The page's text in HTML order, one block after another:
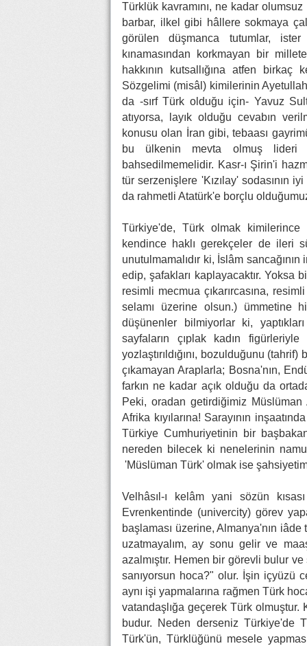
Türklük kavramını, ne kadar
barbar, ilkel gibi hâllere sokmaya
görülen düşmanca tutumlar, ister
kınamasından korkmayan bir
hakkının kutsallığına atfen
Sözgelimi (misâl) kimilerinin
da -sırf Türk olduğu için- Yavuz
atıyorsa, layık olduğu cevabın
konusu olan İran gibi, tebaası
bu ülkenin mevta olmuş lideri
bahsedilmemelidir. Kasr-ı Şirin'i
tür serzenişlere 'Kızılay' sodasının
da rahmetli Atatürk'e borçlu
Türkiye'de, Türk olmak
kendince haklı gerekçeler de ileri
unutulmamalıdır ki, İslâm
edip, şafakları kaplayacaktır. Yoksa
resimli mecmua çıkarırcasına,
selamı üzerine olsun.) ümmetine
düşünenler bilmiyorlar ki,
sayfaların çıplak kadın figürleriyle
yozlaştırıldığını, bozulduğunu
çıkamayan Araplarla; Bosna'nın,
farkın ne kadar açık olduğu da
Peki, oradan getirdiğimiz
Afrika kıyılarına! Sarayının
Türkiye Cumhuriyetinin bir
nereden bilecek ki nenelerinin
'Müslüman Türk' olmak ise
Velhâsıl-ı kelâm yani sözün
Evrenkentinde (univercity) görev
başlaması üzerine, Almanya'nın
uzatmayalım, ay sonu gelir ve
azalmıştır. Hemen bir görevli bulur
sanıyorsun hoca?" olur. İşin içyüzü
aynı işi yapmalarına rağmen Türk
vatandaşlığa geçerek Türk
budur. Neden derseniz Türkiye'de
Türk'ün, Türklüğünü mesele